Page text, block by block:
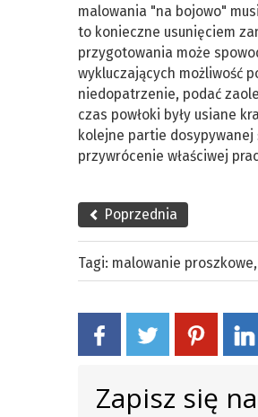
malowania "na bojowo"
to konieczne usunięciem
przygotowania może
wykluczających możliwość
niedopatrzenie, podać
czas powłoki były usiane
kolejne partie dosypywanej
przywrócenie właściwej
Poprzednia
Tagi: malowanie proszkowe,
Zapisz się